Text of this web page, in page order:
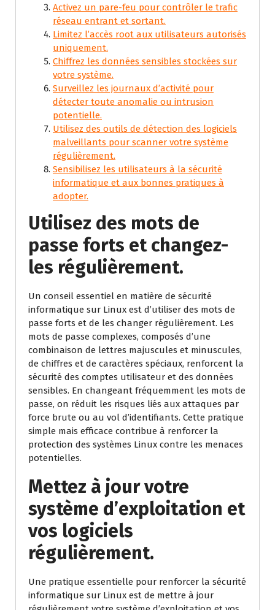
Activez un pare-feu pour contrôler le trafic
réseau entrant et sortant.
Limitez l’accès root aux utilisateurs autorisés
uniquement.
Chiffrez les données sensibles stockées sur
votre système.
Surveillez les journaux d’activité pour
détecter toute anomalie ou intrusion
potentielle.
Utilisez des outils de détection des logiciels
malveillants pour scanner votre système
régulièrement.
Sensibilisez les utilisateurs à la sécurité
informatique et aux bonnes pratiques à
adopter.
Utilisez des mots de
passe forts et changez-
les régulièrement.
Un conseil essentiel en matière de sécurité
informatique sur Linux est d’utiliser des mots de
passe forts et de les changer régulièrement. Les
mots de passe complexes, composés d’une
combinaison de lettres majuscules et minuscules,
de chiffres et de caractères spéciaux, renforcent la
sécurité des comptes utilisateur et des données
sensibles. En changeant fréquemment les mots de
passe, on réduit les risques liés aux attaques par
force brute ou au vol d’identifiants. Cette pratique
simple mais efficace contribue à renforcer la
protection des systèmes Linux contre les menaces
potentielles.
Mettez à jour votre
système d’exploitation et
vos logiciels
régulièrement.
Une pratique essentielle pour renforcer la sécurité
informatique sur Linux est de mettre à jour